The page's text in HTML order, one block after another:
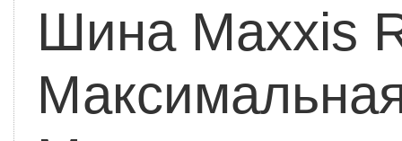
Шина Maxxis